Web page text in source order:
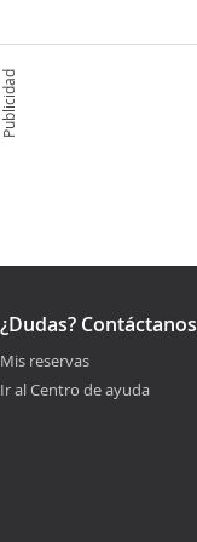
Publicidad
¿Dudas? Contáctanos
Mis reservas
Ir al Centro de ayuda